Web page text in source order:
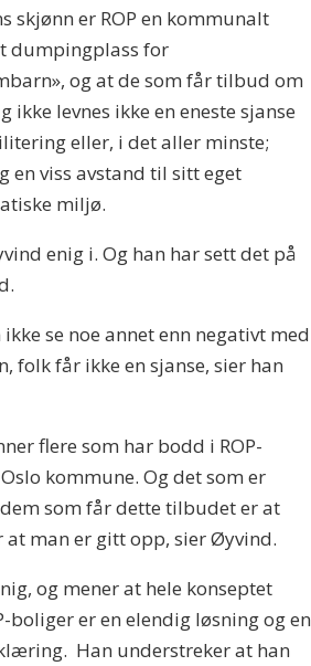
skjønn er ROP en kommunalt
dumpingplass for
og at de som får tilbud om
ikke levnes ikke en eneste sjanse
eller, i det aller minste;
en viss avstand til sitt eget
miljø.
enig i. Og han har sett det på
ikke se noe annet enn negativt med
folk får ikke en sjanse, sier han
flere som har bodd i ROP-
kommune. Og det som er
som får dette tilbudet er at
at man er gitt opp, sier Øyvind.
og mener at hele konseptet
boliger er en elendig løsning og en
Han understreker at han